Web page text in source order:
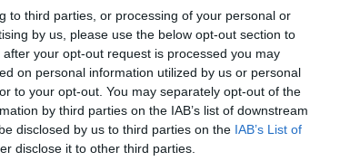
to third parties, or processing of your personal or
by us, please use the below opt-out section to
your opt-out request is processed you may
on personal information utilized by us or personal
to your opt-out. You may separately opt-out of the
by third parties on the IAB’s list of downstream
disclosed by us to third parties on the IAB’s List of
disclose it to other third parties.
ήταν απλή: να
Με άλλα λόγια,
ξυπνούν με θέα στον
που